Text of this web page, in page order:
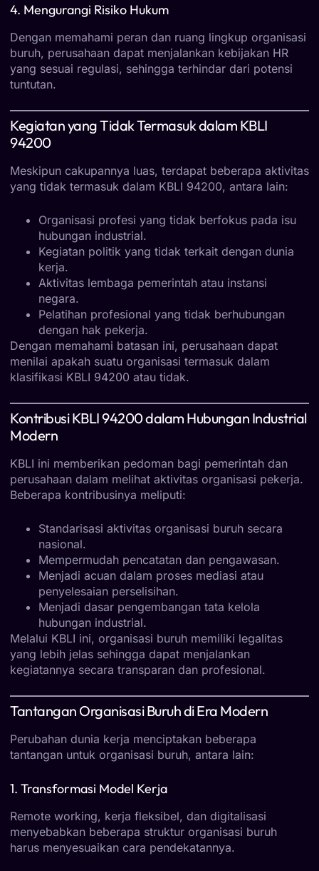
4. Mengurangi Risiko Hukum
Dengan memahami peran dan ruang lingkup organisasi
buruh, perusahaan dapat menjalankan kebijakan HR
yang sesuai regulasi, sehingga terhindar dari potensi
tuntutan.
Kegiatan yang Tidak Termasuk dalam KBLI
94200
Meskipun cakupannya luas, terdapat beberapa aktivitas
yang tidak termasuk dalam KBLI 94200, antara lain:
Organisasi profesi yang tidak berfokus pada isu
hubungan industrial.
Kegiatan politik yang tidak terkait dengan dunia
kerja.
Aktivitas lembaga pemerintah atau instansi
negara.
Pelatihan profesional yang tidak berhubungan
dengan hak pekerja.
Dengan memahami batasan ini, perusahaan dapat
menilai apakah suatu organisasi termasuk dalam
klasifikasi KBLI 94200 atau tidak.
Kontribusi KBLI 94200 dalam Hubungan Industrial
Modern
KBLI ini memberikan pedoman bagi pemerintah dan
perusahaan dalam melihat aktivitas organisasi pekerja.
Beberapa kontribusinya meliputi:
Standarisasi aktivitas organisasi buruh secara
nasional.
Mempermudah pencatatan dan pengawasan.
Menjadi acuan dalam proses mediasi atau
penyelesaian perselisihan.
Menjadi dasar pengembangan tata kelola
hubungan industrial.
Melalui KBLI ini, organisasi buruh memiliki legalitas
yang lebih jelas sehingga dapat menjalankan
kegiatannya secara transparan dan profesional.
Tantangan Organisasi Buruh di Era Modern
Perubahan dunia kerja menciptakan beberapa
tantangan untuk organisasi buruh, antara lain:
1. Transformasi Model Kerja
Remote working, kerja fleksibel, dan digitalisasi
menyebabkan beberapa struktur organisasi buruh
harus menyesuaikan cara pendekatannya.